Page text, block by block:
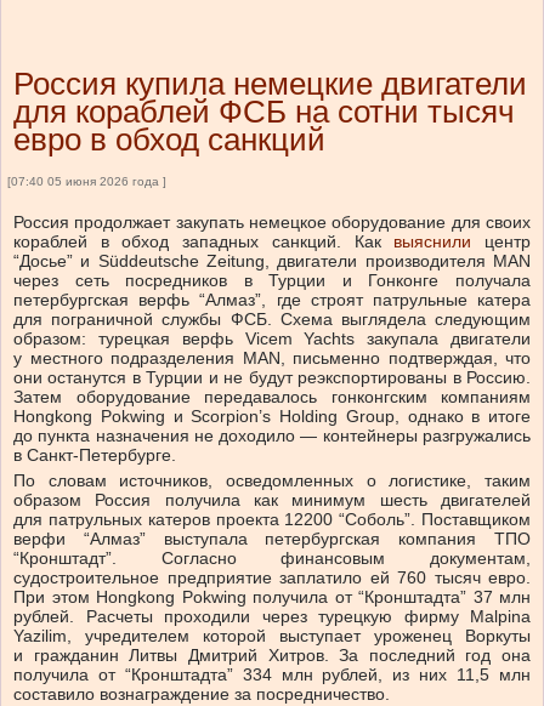
Россия купила немецкие двигатели
для кораблей ФСБ на сотни тысяч
евро в обход санкций
[07:40 05 июня 2026 года ]
Россия продолжает закупать немецкое оборудование для своих
кораблей в обход западных санкций. Как выяснили центр
“Досье” и Süddeutsche Zeitung, двигатели производителя MAN
через сеть посредников в Турции и Гонконге получала
петербургская верфь “Алмаз”, где строят патрульные катера
для пограничной службы ФСБ. Схема выглядела следующим
образом: турецкая верфь Vicem Yachts закупала двигатели
у местного подразделения MAN, письменно подтверждая, что
они останутся в Турции и не будут реэкспортированы в Россию.
Затем оборудование передавалось гонконгским компаниям
Hongkong Pokwing и Scorpion’s Holding Group, однако в итоге
до пункта назначения не доходило — контейнеры разгружались
в Санкт-Петербурге.
По словам источников, осведомленных о логистике, таким
образом Россия получила как минимум шесть двигателей
для патрульных катеров проекта 12200 “Соболь”. Поставщиком
верфи “Алмаз” выступала петербургская компания ТПО
“Кронштадт”. Согласно финансовым документам,
судостроительное предприятие заплатило ей 760 тысяч евро.
При этом Hongkong Pokwing получила от “Кронштадта” 37 млн
рублей. Расчеты проходили через турецкую фирму Malpina
Yazilim, учредителем которой выступает уроженец Воркуты
и гражданин Литвы Дмитрий Хитров. За последний год она
получила от “Кронштадта” 334 млн рублей, из них 11,5 млн
составило вознаграждение за посредничество.